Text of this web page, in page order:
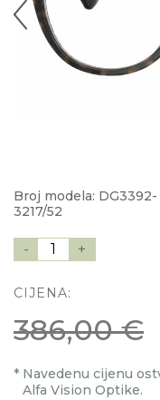
Broj modela: DG3392-
3217/52
- 1 +
CIJENA:
386,00 €
* Navedenu cijenu
Alfa Vision Optike.